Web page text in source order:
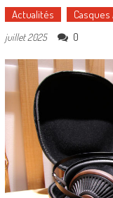
Actualités Casques
juillet 2025
0